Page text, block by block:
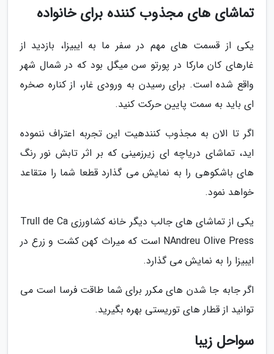
تماشای های مجذوب کننده برای خانواده
یکی از قسمت های مهم در سفر ما به ایبیزا، بازدید از
غارهای کان مارکا در پورتو سن میگل بود که در شمال شهر
واقع شده است. برای رسیدن به ورودی غار، از کناره صخره
ای باید به سمت پایین حرکت کنید.
اگر تا الان به مجذوب کنندهیت این تجربه اعتراف ننموده
اید، تماشای دریاچه ای زیرزمینی که بر اثر تابش نور رنگ
های باشکوهی را به نمایش می گذارد قطعا شما را متقاعد
خواهد نمود.
یکی از تماشای های جالب دیگر خانه کشاورزی Trull de Ca
NAndreu Olive Press است که میراث کهن کشت و زرع در
ایبیزا را به نمایش می گذارد.
اگر جابه جا شدن های مکرر برای شما طاقت فرسا است می
توانید از قطار های توریستی بهره بگیرید.
سواحل زیبا